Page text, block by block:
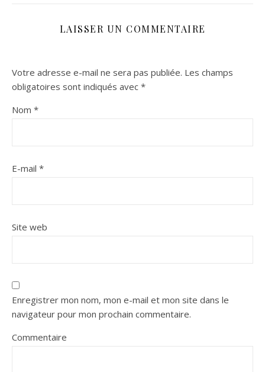
LAISSER UN COMMENTAIRE
Votre adresse e-mail ne sera pas publiée. Les champs
obligatoires sont indiqués avec *
Nom *
E-mail *
Site web
Enregistrer mon nom, mon e-mail et mon site dans le
navigateur pour mon prochain commentaire.
Commentaire